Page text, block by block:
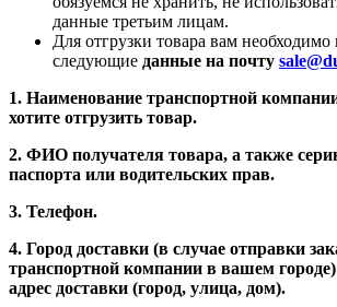
данные третьим лицам.
Для отгрузки товара вам необходимо
следующие данные на почту
1. Наименование транспортной
хотите отгрузить товар.
2. ФИО получателя товара, а также
паспорта или водительских прав.
3. Телефон.
4. Город доставки (в случае отправки
транспортной компании в вашем
адрес доставки (город, улица, дом).